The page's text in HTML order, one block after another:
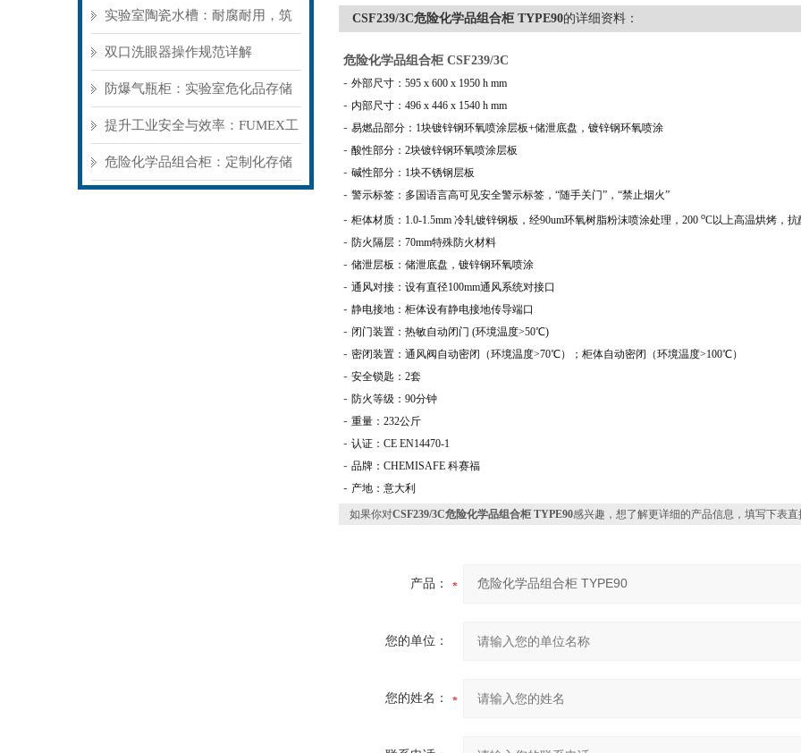
实验室陶瓷水槽：耐腐耐用，筑
牢实验室基础防护
双口洗眼器操作规范详解
防爆气瓶柜：实验室危化品存储
的“被动安全盾”
提升工业安全与效率：FUMEX工
业抽气罩如何优化工作环境
危险化学品组合柜：定制化存储
CSF239/3C危险化学品组合柜 TYPE90的详细资料：
危险化学品组合柜 CSF239/3C
- 外部尺寸：595 x 600 x 1950 h mm
- 内部尺寸：496 x 446 x 1540 h mm
- 易燃品部分：1块镀锌钢环氧喷涂层板+储泄底盘，镀锌钢环氧喷涂
- 酸性部分：2块镀锌钢环氧喷涂层板
- 碱性部分：1块不锈钢层板
- 警示标签：多国语言高可见安全警示标签，“随手关门” ， “禁止烟火”
- 柜体材质：1.0-1.5mm 冷轧镀锌钢板，经90um环氧树脂粉沫喷涂处理，200 oC以上高温烘烤，
- 防火隔层：70mm特殊防火材料
- 储泄层板：储泄底盘，镀锌钢环氧喷涂
- 通风对接：设有直径100mm通风系统对接口
- 静电接地：柜体设有静电接地传导端口
- 闭门装置：热敏自动闭门 (环境温度>50℃)
- 密闭装置：通风阀自动密闭（环境温度>70℃）；柜体自动密闭（环境温度>100℃）
- 安全锁匙：2套
- 防火等级：90分钟
- 重量：232公斤
- 认证：CE EN14470-1
- 品牌：CHEMISAFE 科赛福
- 产地：意大利
如果你对CSF239/3C危险化学品组合柜 TYPE90感兴趣，想了解更详细的产品信息，填写下表直
产品：
您的单位：
您的姓名：